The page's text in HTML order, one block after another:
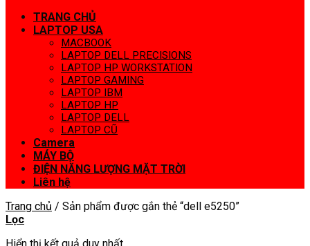
TRANG CHỦ
LAPTOP USA
MACBOOK
LAPTOP DELL PRECISIONS
LAPTOP HP WORKSTATION
LAPTOP GAMING
LAPTOP IBM
LAPTOP HP
LAPTOP DELL
LAPTOP CŨ
Camera
MÁY BỘ
ĐIỆN NĂNG LƯỢNG MẶT TRỜI
Liên hệ
Trang chủ / Sản phẩm được gắn thẻ “dell e5250”
Lọc